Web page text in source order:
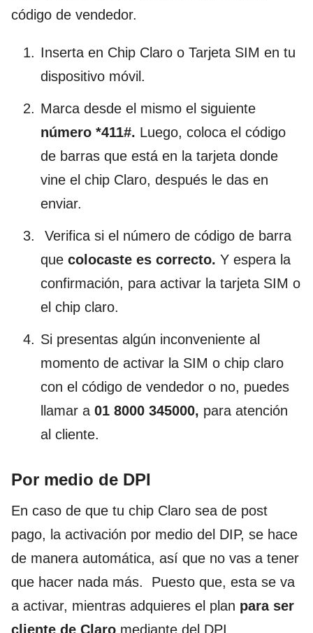
código de vendedor.
Inserta en Chip Claro o Tarjeta SIM en tu
dispositivo móvil.
Marca desde el mismo el siguiente
número *411#. Luego, coloca el código
de barras que está en la tarjeta donde
vine el chip Claro, después le das en
enviar.
Verifica si el número de código de barra
que colocaste es correcto. Y espera la
confirmación, para activar la tarjeta SIM o
el chip claro.
Si presentas algún inconveniente al
momento de activar la SIM o chip claro
con el código de vendedor o no, puedes
llamar a 01 8000 345000, para atención
al cliente.
Por medio de DPI
En caso de que tu chip Claro sea de post
pago, la activación por medio del DIP, se hace
de manera automática, así que no vas a tener
que hacer nada más. Puesto que, esta se va
a activar, mientras adquieres el plan para ser
cliente de Claro mediante del DPI.